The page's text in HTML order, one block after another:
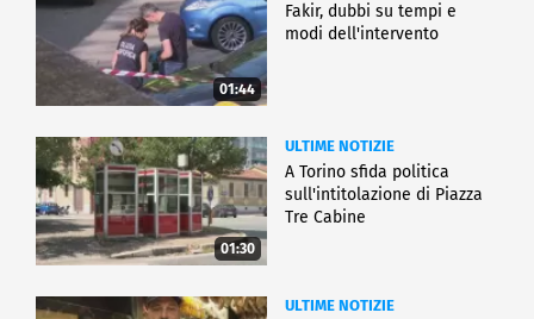
01:44
Fakir, dubbi su tempi e
modi dell'intervento
01:30
ULTIME NOTIZIE
A Torino sfida politica
sull'intitolazione di Piazza
Tre Cabine
ULTIME NOTIZIE